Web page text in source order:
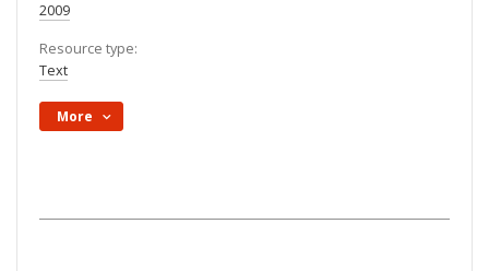
2009
Resource type:
Text
More